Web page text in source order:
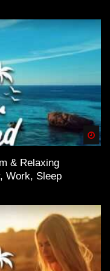
& Relaxing
Work, Sleep